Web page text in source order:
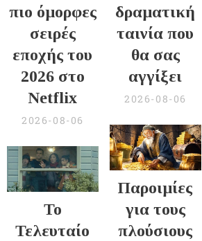
πιο όμορφες
σειρές
εποχής του
2026 στο
Netflix
2026-08-06
δραματική
ταινία που
θα σας
αγγίξει
2026-08-06
Το
Τελευταίο
Παροιμίες
για τους
πλούσιους